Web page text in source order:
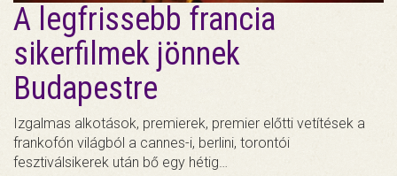
A legfrissebb francia
sikerfilmek jönnek
Budapestre
Izgalmas alkotások, premierek, premier előtti vetítések a
frankofón világból a cannes-i, berlini, torontói
fesztiválsikerek után bő egy hétig…